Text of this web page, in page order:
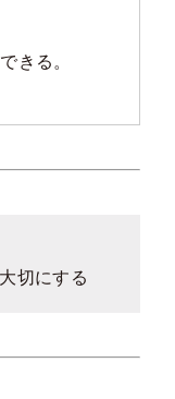
きる。
切にする